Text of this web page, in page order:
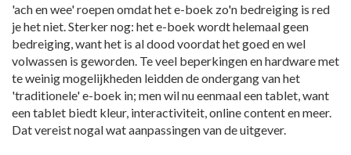
'ach en wee' roepen omdat het e-boek zo'n bedreiging is red
je het niet. Sterker nog: het e-boek wordt helemaal geen
bedreiging, want het is al dood voordat het goed en wel
volwassen is geworden. Te veel beperkingen en hardware met
te weinig mogelijkheden leidden de ondergang van het
'traditionele' e-boek in; men wil nu eenmaal een tablet, want
een tablet biedt kleur, interactiviteit, online content en meer.
Dat vereist nogal wat aanpassingen van de uitgever.